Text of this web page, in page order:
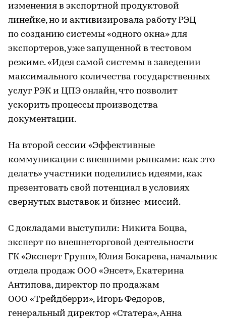
изменения в экспортной продуктовой
линейке, но и активизировала работу РЭЦ
по созданию системы «одного окна» для
экспортеров, уже запущенной в тестовом
режиме. «Идея самой системы в заведении
максимального количества государственных
услуг РЭК и ЦПЭ онлайн, что позволит
ускорить процессы производства
документации.
На второй сессии «Эффективные
коммуникации с внешними рынками: как это
делать» участники поделились идеями, как
презентовать свой потенциал в условиях
свернутых выставок и бизнес-миссий.
С докладами выступили: Никита Боцва,
эксперт по внешнеторговой деятельности
ГК «Эксперт Групп», Юлия Бокарева, начальник
отдела продаж ООО «Энсет», Екатерина
Антипова, директор по продажам
ООО «Трейдберри», Игорь Федоров,
генеральный директор «Статера», Анна